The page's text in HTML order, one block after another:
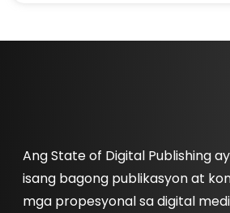
Ang State of Digital Publishing
isang bagong publikasyon at
mga propesyonal sa digital